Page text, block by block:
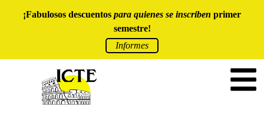
¡Fabulosos descuentos para quienes se inscriben primer
semestre!
Informes